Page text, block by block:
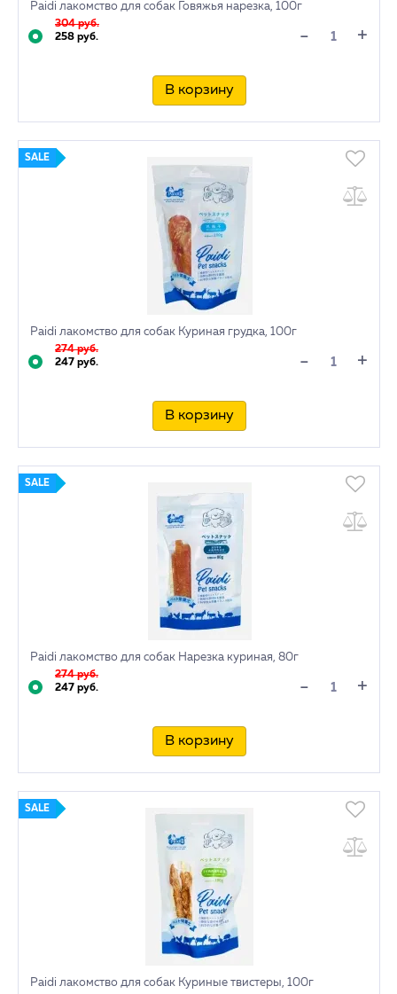
Paidi лакомство для собак Говяжья нарезка, 100г
304 руб.
258 руб.
- +
В корзину
SALE
Paidi лакомство для собак Куриная грудка, 100г
274 руб.
247 руб.
- +
В корзину
SALE
Paidi лакомство для собак Нарезка куриная, 80г
274 руб.
247 руб.
- +
В корзину
SALE
Paidi лакомство для собак Куриные твистеры, 100г